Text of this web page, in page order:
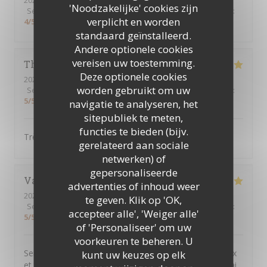
'Noodzakelijke' cookies zijn
verplicht en worden
standaard geïnstalleerd.
Andere optionele cookies
vereisen uw toestemming.
Deze optionele cookies
worden gebruikt om uw
navigatie te analyseren, het
sitepubliek te meten,
functies te bieden (bijv.
gerelateerd aan sociale
netwerken) of
gepersonaliseerde
advertenties of inhoud weer
te geven. Klik op 'OK,
accepteer alle', 'Weiger alle'
of 'Personaliseer' om uw
voorkeuren te beheren. U
kunt uw keuzes op elk
Service
/5 Atmosfeer:4/5 Keuken:4/5 Kwaliteit / Prijs
:
4/5
Thao
2026-08-04
- 12:15 - Gasten 7
Service
Atmosfeer: 4/5 Keuken:5/5 Kwaliteit / Prijs
:
5/5
Très bon plat cuisiné, il y en a pour tous les goûts.
Valérie
2026-08-04
- 18:00 - Gasten 2
Service
Atmosfeer:5/5 Keuken: 5/5 Kwaliteit / Prijs
:
5/5
Service rapide et personnel très agréable. Plats copieux